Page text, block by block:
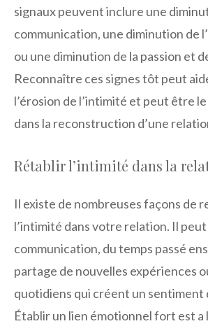
signaux peuvent inclure une
communication, une diminution de
ou une diminution de la passion et
Reconnaître ces signes tôt peut
l’érosion de l’intimité et peut être
dans la reconstruction d’une
Rétablir l’intimité dans la
Il existe de nombreuses façons de
l’intimité dans votre relation. Il peut
communication, du temps passé
partage de nouvelles expériences
quotidiens qui créent un sentiment
Établir un lien émotionnel fort est a